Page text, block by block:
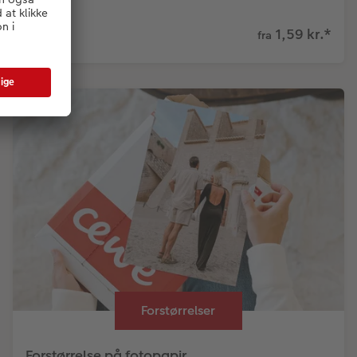
fra 1,59 kr.*
Forstørrelser